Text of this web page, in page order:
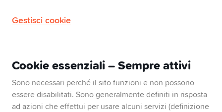
Conto congiunto
Yuh 14+
Gestisci cookie
Cookie essenziali – Sempre attivi
Sono necessari perché il sito funzioni e non possono
essere disabilitati. Sono generalmente definiti in risposta
ad azioni che effettui per usare alcuni servizi (definizione